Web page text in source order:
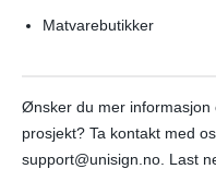
Matvarebutikker
Ønsker du mer informasjon
prosjekt? Ta kontakt med
support@unisign.no. Last